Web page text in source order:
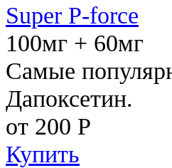
Super P-force
100мг + 60мг
Самые
Дапоксетин.
от 200 Р
Купить